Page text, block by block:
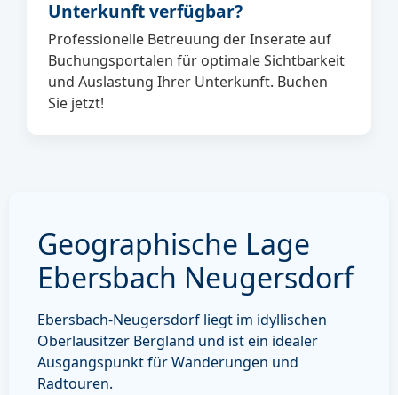
Unterkunft verfügbar?
Professionelle Betreuung der Inserate auf
Buchungsportalen für optimale Sichtbarkeit
und Auslastung Ihrer Unterkunft. Buchen
Sie jetzt!
Geographische Lage
Ebersbach Neugersdorf
Ebersbach-Neugersdorf liegt im idyllischen
Oberlausitzer Bergland und ist ein idealer
Ausgangspunkt für Wanderungen und
Radtouren.